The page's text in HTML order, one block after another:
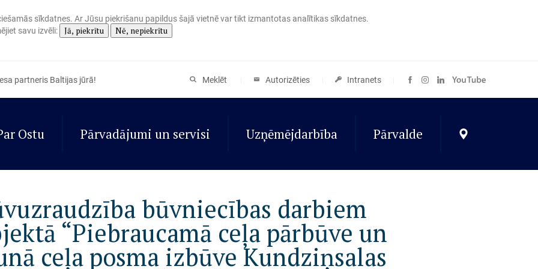
sīkdatnes. Ar Jūsu piekrišanu papildus šajā vietnē var tikt izmantotas analītikas sīkdatnes.
savu izvēli:
Jā, piekrītu Nē, nepiekrītu
partneris Baltijas jūrā! Meklēt Autorizēties Intranets
Ostu Pārvadājumi un servisi Uzņēmējdarbība Pārvalde
būvniecības darbiem
“Piebraucamā ceļa pārbūve un
ceļa posma izbūve Kundziņsalas